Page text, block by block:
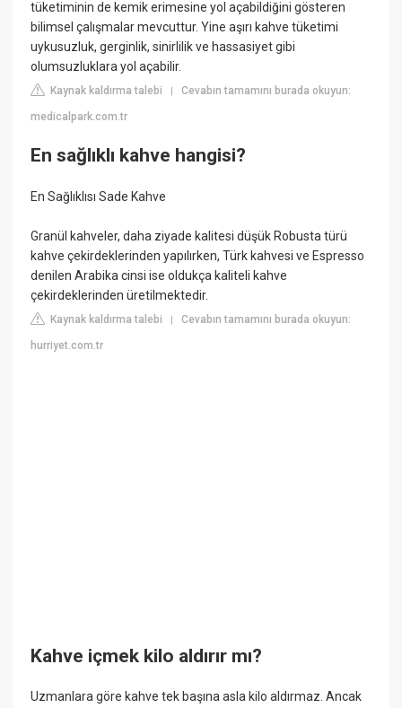
tüketiminin de kemik erimesine yol açabildiğini gösteren
bilimsel çalışmalar mevcuttur. Yine aşırı kahve tüketimi
uykusuzluk, gerginlik, sinirlilik ve hassasiyet gibi
olumsuzluklara yol açabilir.
Kaynak kaldırma talebi |Cevabın tamamını burada okuyun:
medicalpark.com.tr
En sağlıklı kahve hangisi?
En Sağlıklısı Sade Kahve
Granül kahveler, daha ziyade kalitesi düşük Robusta türü
kahve çekirdeklerinden yapılırken, Türk kahvesi ve Espresso
denilen Arabika cinsi ise oldukça kaliteli kahve
çekirdeklerinden üretilmektedir.
Kaynak kaldırma talebi |Cevabın tamamını burada okuyun:
hurriyet.com.tr
Kahve içmek kilo aldırır mı?
Uzmanlara göre kahve tek başına asla kilo aldırmaz. Ancak